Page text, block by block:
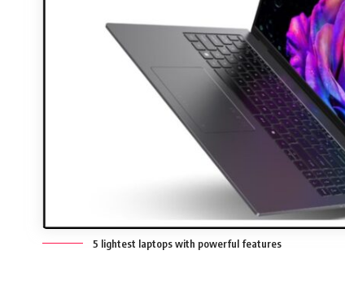
5 lightest laptops with powerful features